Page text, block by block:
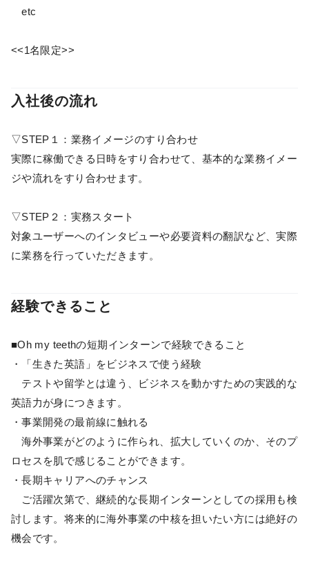
etc
<<1名限定>>
入社後の流れ
▽STEP１：業務イメージのすり合わせ
実際に稼働できる日時をすり合わせて、基本的な業務イメー
ジや流れをすり合わせます。
▽STEP２：実務スタート
対象ユーザーへのインタビューや必要資料の翻訳など、実際
に業務を行っていただきます。
経験できること
■Oh my teethの短期インターンで経験できること
・「生きた英語」をビジネスで使う経験
テストや留学とは違う、ビジネスを動かすための実践的な
英語力が身につきます。
・事業開発の最前線に触れる
海外事業がどのように作られ、拡大していくのか、そのプ
ロセスを肌で感じることができます。
・長期キャリアへのチャンス
ご活躍次第で、継続的な長期インターンとしての採用も検
討します。将来的に海外事業の中核を担いたい方には絶好の
機会です。